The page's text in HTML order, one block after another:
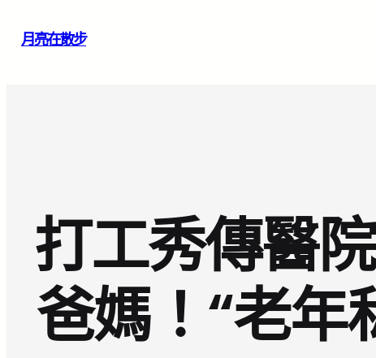
月亮在散步
打工秀傳醫
爸媽！“老年